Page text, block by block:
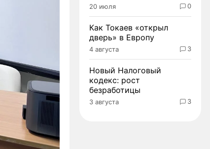
20 июля 0
Как Токаев «открыл
дверь» в Европу
4 августа 3
Новый Налоговый
кодекс: рост
безработицы
3 августа 3